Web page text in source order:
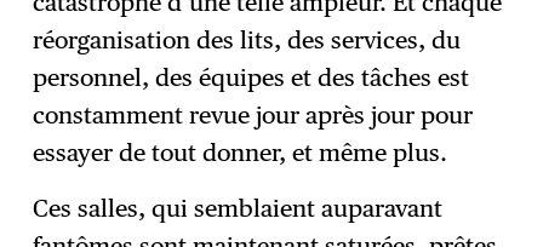
réorganisation des lits, des services, du
personnel, des équipes et des tâches est
constamment revue jour après jour pour
essayer de tout donner, et même plus.
Ces salles, qui semblaient auparavant